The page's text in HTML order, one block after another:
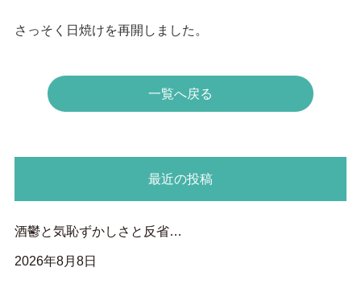
さっそく日焼けを再開しました。
一覧へ戻る
最近の投稿
酒鬱と気恥ずかしさと反省…
2026年8月8日